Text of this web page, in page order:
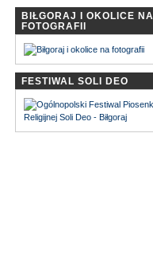
BIŁGORAJ I OKOLICE NA
FOTOGRAFII
FESTIWAL SOLI DEO